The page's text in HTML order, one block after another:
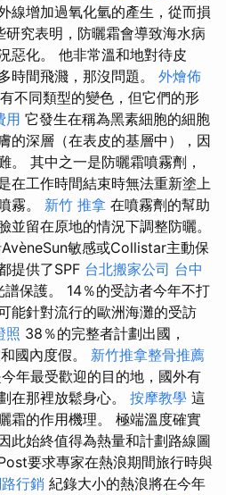
線增加過氧化氫的產生，從而損
研究表明，防曬霜會導致海水病
惡化。 他非常溫和地對待皮
時間飛濺，那沒問題。 外燴佈
有不同類型的變色，但它們的形
用 它發生在稱為黑素細胞的細胞
的深層（在表皮的基層中），因
。 其中之一是防曬霜噴霧劑，
在工作時間結束時無法重新塗上
霧。 新竹 推拿 在噴霧劑的幫助
並留在原地的情況下調整防曬。
敏感或Collistar主動保
提供了SPF 台北搬家公司 台中
譜保護。 14％的受訪者今年不打
能針對流行的歐洲海灘的受訪
照 38％的完整者計劃出國，
國內度假。 新竹推拿整骨推薦
年最受歡迎的目的地，國外有
在那裡放鬆身心。 按摩教學 這
霜的作用機理。 極端溫度確實
此始終值得為熱量和計劃路線圖
要求專家在熱浪期間旅行時與
行銷 紀錄大小的熱浪將在今年